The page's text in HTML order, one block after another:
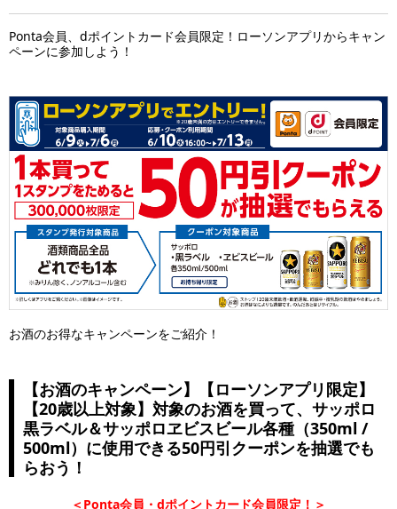
Ponta会員、dポイントカード会員限定！ローソンアプリからキャン
ペーンに参加しよう！
お酒のお得なキャンペーンをご紹介！
【お酒のキャンペーン】【ローソンアプリ限定】
【20歳以上対象】対象のお酒を買って、サッポロ
黒ラベル＆サッポロヱビスビール各種（350ml /
500ml）に使用できる50円引クーポンを抽選でも
らおう！
＜Ponta会員・dポイントカード会員限定！＞